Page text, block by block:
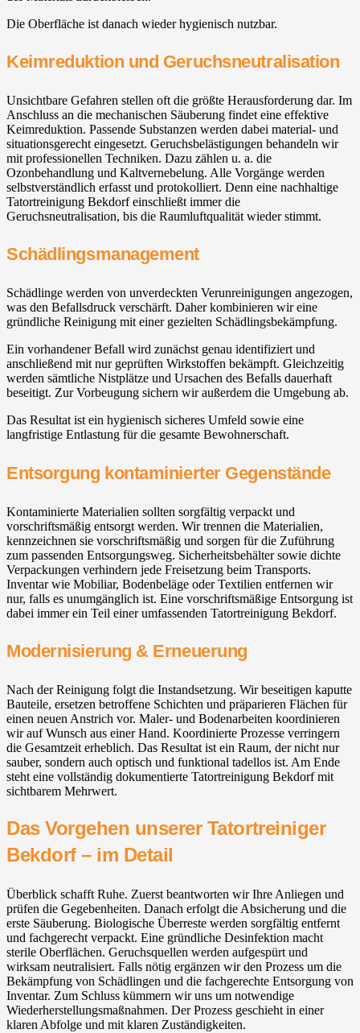
Die Oberfläche ist danach wieder hygienisch nutzbar.
Keimreduktion und Geruchsneutralisation
Unsichtbare Gefahren stellen oft die größte Herausforderung dar. Im
Anschluss an die mechanischen Säuberung findet eine effektive
Keimreduktion. Passende Substanzen werden dabei material- und
situationsgerecht eingesetzt. Geruchsbelästigungen behandeln wir
mit professionellen Techniken. Dazu zählen u. a. die
Ozonbehandlung und Kaltvernebelung. Alle Vorgänge werden
selbstverständlich erfasst und protokolliert. Denn eine nachhaltige
Tatortreinigung Bekdorf einschließt immer die
Geruchsneutralisation, bis die Raumluftqualität wieder stimmt.
Schädlingsmanagement
Schädlinge werden von unverdeckten Verunreinigungen angezogen,
was den Befallsdruck verschärft. Daher kombinieren wir eine
gründliche Reinigung mit einer gezielten Schädlingsbekämpfung.
Ein vorhandener Befall wird zunächst genau identifiziert und
anschließend mit nur geprüften Wirkstoffen bekämpft. Gleichzeitig
werden sämtliche Nistplätze und Ursachen des Befalls dauerhaft
beseitigt. Zur Vorbeugung sichern wir außerdem die Umgebung ab.
Das Resultat ist ein hygienisch sicheres Umfeld sowie eine
langfristige Entlastung für die gesamte Bewohnerschaft.
Entsorgung kontaminierter Gegenstände
Kontaminierte Materialien sollten sorgfältig verpackt und
vorschriftsmäßig entsorgt werden. Wir trennen die Materialien,
kennzeichnen sie vorschriftsmäßig und sorgen für die Zuführung
zum passenden Entsorgungsweg. Sicherheitsbehälter sowie dichte
Verpackungen verhindern jede Freisetzung beim Transports.
Inventar wie Mobiliar, Bodenbeläge oder Textilien entfernen wir
nur, falls es unumgänglich ist. Eine vorschriftsmäßige Entsorgung ist
dabei immer ein Teil einer umfassenden Tatortreinigung Bekdorf.
Modernisierung & Erneuerung
Nach der Reinigung folgt die Instandsetzung. Wir beseitigen kaputte
Bauteile, ersetzen betroffene Schichten und präparieren Flächen für
einen neuen Anstrich vor. Maler- und Bodenarbeiten koordinieren
wir auf Wunsch aus einer Hand. Koordinierte Prozesse verringern
die Gesamtzeit erheblich. Das Resultat ist ein Raum, der nicht nur
sauber, sondern auch optisch und funktional tadellos ist. Am Ende
steht eine vollständig dokumentierte Tatortreinigung Bekdorf mit
sichtbarem Mehrwert.
Das Vorgehen unserer Tatortreiniger
Bekdorf – im Detail
Überblick schafft Ruhe. Zuerst beantworten wir Ihre Anliegen und
prüfen die Gegebenheiten. Danach erfolgt die Absicherung und die
erste Säuberung. Biologische Überreste werden sorgfältig entfernt
und fachgerecht verpackt. Eine gründliche Desinfektion macht
sterile Oberflächen. Geruchsquellen werden aufgespürt und
wirksam neutralisiert. Falls nötig ergänzen wir den Prozess um die
Bekämpfung von Schädlingen und die fachgerechte Entsorgung von
Inventar. Zum Schluss kümmern wir uns um notwendige
Wiederherstellungsmaßnahmen. Der Prozess geschieht in einer
klaren Abfolge und mit klaren Zuständigkeiten.